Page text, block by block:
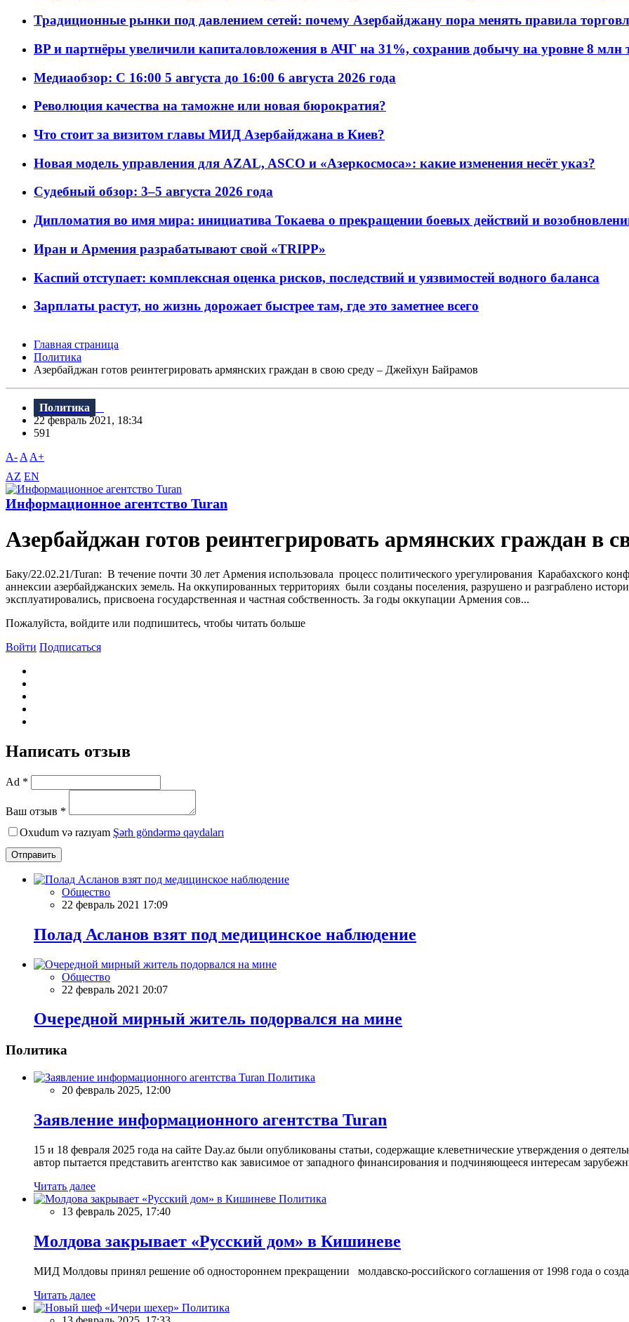
Традиционные рынки под давлением сетей: почему Азербайджану пора менять правила
BP и партнёры увеличили капиталовложения в АЧГ на 31%, сохранив добычу на уровне 8 млн
Медиаобзор: С 16:00 5 августа до 16:00 6 августа 2026 года
Революция качества на таможне или новая бюрократия?
Что стоит за визитом главы МИД Азербайджана в Киев?
Новая модель управления для AZAL, ASCO и «Азеркосмоса»: какие изменения несёт указ?
Судебный обзор: 3–5 августа 2026 года
Дипломатия во имя мира: инициатива Токаева о прекращении боевых действий и
Иран и Армения разрабатывают свой «TRIPP»
Каспий отступает: комплексная оценка рисков, последствий и уязвимостей водного баланса
Зарплаты растут, но жизнь дорожает быстрее там, где это заметнее всего
Главная страница
Политика
Азербайджан готов реинтегрировать армянских граждан в свою среду – Джейхун Байрамов
Политика
22 февраль 2021, 18:34
591
A- A A+
AZ EN
Информационное агентство Turan
Азербайджан готов реинтегрировать армянских граждан в
Баку/22.02.21/Turan: В течение почти 30 лет Армения использовала процесс политического урегулирования Карабахского
аннексии азербайджанских земель. На оккупированных территориях были созданы поселения, разрушено и разграблено
эксплуатировались, присвоена государственная и частная собственность. За годы оккупации Армения сов...
Пожалуйста, войдите или подпишитесь, чтобы читать больше
Войти Подписаться
Написать отзыв
Ad *
Ваш отзыв *
Oxudum və razıyam Şərh göndərmə qaydaları
Отправить
Общество
22 февраль 2021 17:09
Полад Асланов взят под медицинское наблюдение
Общество
22 февраль 2021 20:07
Очередной мирный житель подорвался на мине
Политика
Политика
20 февраль 2025, 12:00
Заявление информационного агентства Turan
15 и 18 февраля 2025 года на сайте Day.az были опубликованы статьи, содержащие клеветнические утверждения о
автор пытается представить агентство как зависимое от западного финансирования и подчиняющееся интересам
Читать далее
Политика
13 февраль 2025, 17:40
Молдова закрывает «Русский дом» в Кишиневе
МИД Молдовы принял решение об одностороннем прекращении молдавско-российского соглашения от 1998 года о
Читать далее
Политика